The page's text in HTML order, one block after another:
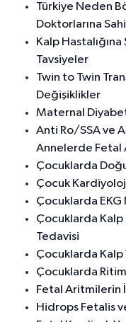
Türkiye Neden
Doktorlarına
Kalp
Tavsiyeler
Twin to Twin
Değişiklikler
Maternal
Anti Ro/SSA ve
Annelerde Fetal
Çocuklarda
Çocuk
Çocuklarda EKG
Çocuklarda Kalp
Tedavisi
Çocuklarda
Çocuklarda
Fetal Aritmilerin
Hidrops Fetalis